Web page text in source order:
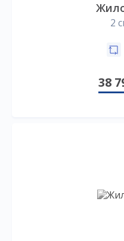
2
38